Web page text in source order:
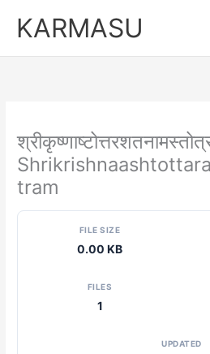
KARMASU
tram
FILE SIZE
0.00 KB
FILES
1
UPDATED